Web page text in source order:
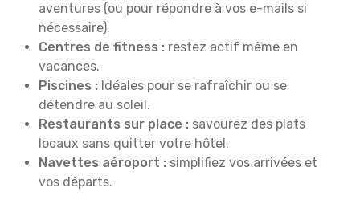
aventures (ou pour répondre à vos e-mails si
nécessaire).
Centres de fitness : restez actif même en
vacances.
Piscines : Idéales pour se rafraîchir ou se
détendre au soleil.
Restaurants sur place : savourez des plats
locaux sans quitter votre hôtel.
Navettes aéroport : simplifiez vos arrivées et
vos départs.